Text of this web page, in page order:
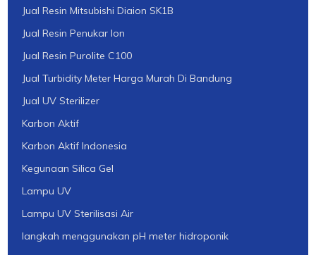
Jual Resin Mitsubishi Diaion SK1B
Jual Resin Penukar Ion
Jual Resin Purolite C100
Jual Turbidity Meter Harga Murah Di Bandung
Jual UV Sterilizer
Karbon Aktif
Karbon Aktif Indonesia
Kegunaan Silica Gel
Lampu UV
Lampu UV Sterilisasi Air
langkah menggunakan pH meter hidroponik